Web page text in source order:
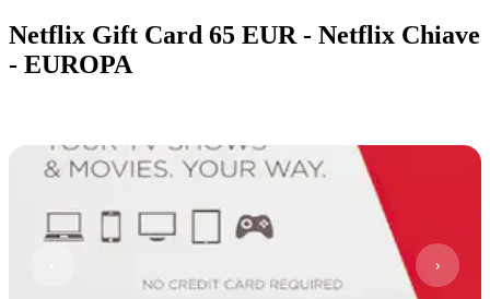
Netflix Gift Card 65 EUR - Netflix Chiave
- EUROPA